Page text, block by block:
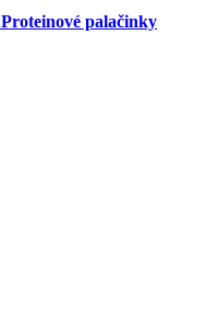
Proteinové palačinky